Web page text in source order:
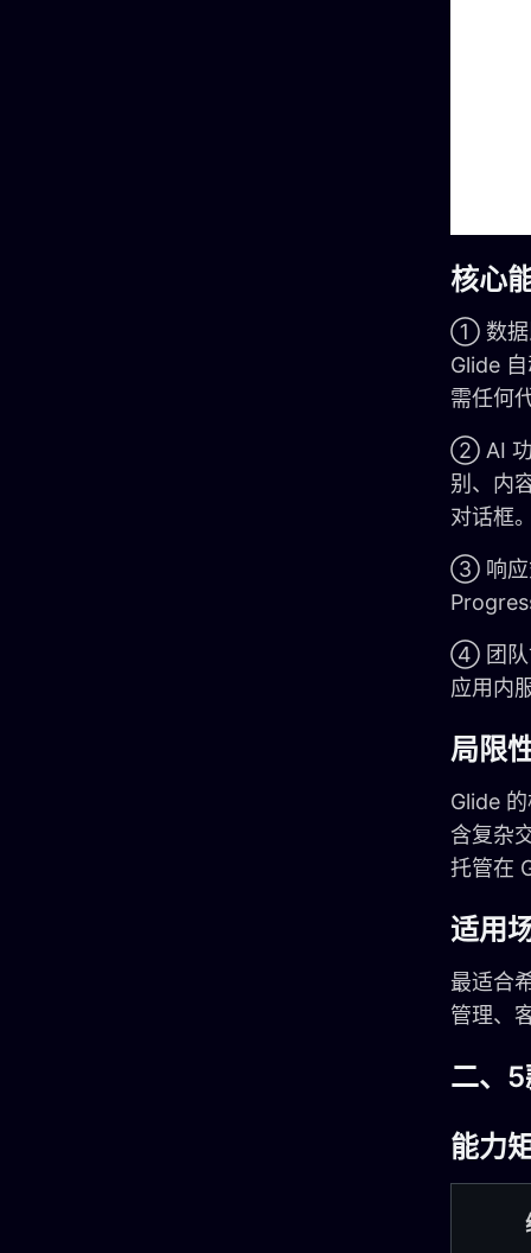
核心
① 数据
Glide
需任何
② AI 功
别、内
对话框
③ 响应
④ 团队
应用内
局限
Glide
含复杂
托管在
适用
最适合
管理、
二、
能力